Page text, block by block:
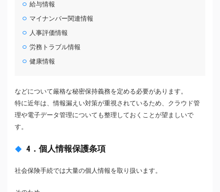
給与情報
マイナンバー関連情報
人事評価情報
労務トラブル情報
健康情報
などについて厳格な秘密保持義務を定める必要があります。
特に近年は、情報漏えい対策が重視されているため、クラウド管
理や電子データ管理についても整理しておくことが望ましいで
す。
4．個人情報保護条項
社会保険手続では大量の個人情報を取り扱います。